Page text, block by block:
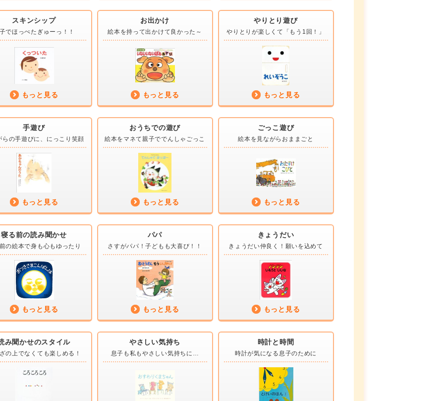
スキンシップ
でほっぺたぎゅーっ！！
もっと見る
お出かけ
絵本を持って出かけて良かった～
もっと見る
やりとり遊び
やりとりが楽しくて 「もう1回！」
もっと見る
手遊び
らの手遊びに、 にっこり笑顔
もっと見る
おうちでの遊び
絵本をマネて親子ででんしゃごっこ
もっと見る
ごっこ遊び
絵本を見ながら おままごと
もっと見る
寝る前の読み聞かせ
の絵本で身も心もゆったり
もっと見る
パパ
さすがパパ！子どもも大喜び！！
もっと見る
きょうだい
きょうだい仲良く！ 願いを込めて
もっと見る
み聞かせのスタイル
の上でなくても楽しめる！
やさしい気持ち
息子も私もやさしい気持ちに…
時計と時間
時計が気になる息子のために